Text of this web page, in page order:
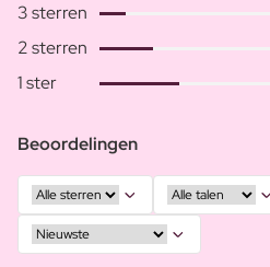
3 sterren
2 sterren
1 ster
Beoordelingen